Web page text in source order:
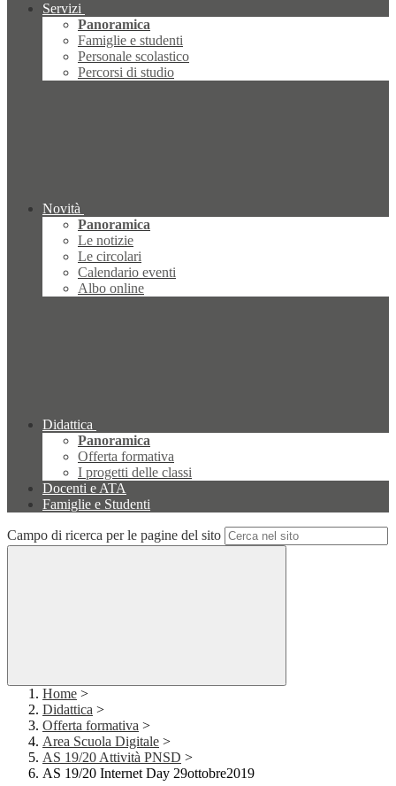
Servizi
Panoramica
Famiglie e studenti
Personale scolastico
Percorsi di studio
Novità
Panoramica
Le notizie
Le circolari
Calendario eventi
Albo online
Didattica
Panoramica
Offerta formativa
I progetti delle classi
Docenti e ATA
Famiglie e Studenti
Campo di ricerca per le pagine del sito
Home >
Didattica >
Offerta formativa >
Area Scuola Digitale >
AS 19/20 Attività PNSD >
AS 19/20 Internet Day 29ottobre2019